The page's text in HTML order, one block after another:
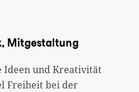
Mitgestaltung
Ideen und Kreativität
Freiheit bei der